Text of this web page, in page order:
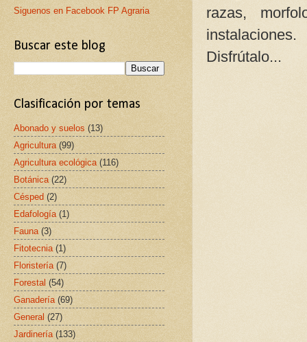
razas,
instalaciones.
Disfrútalo...
Siguenos en Facebook FP Agraria
Buscar este blog
Clasificación por temas
Abonado y suelos (13)
Agricultura (99)
Agricultura ecológica (116)
Botánica (22)
Césped (2)
Edafología (1)
Fauna (3)
Fitotecnia (1)
Floristería (7)
Forestal (54)
Ganadería (69)
General (27)
Jardinería (133)